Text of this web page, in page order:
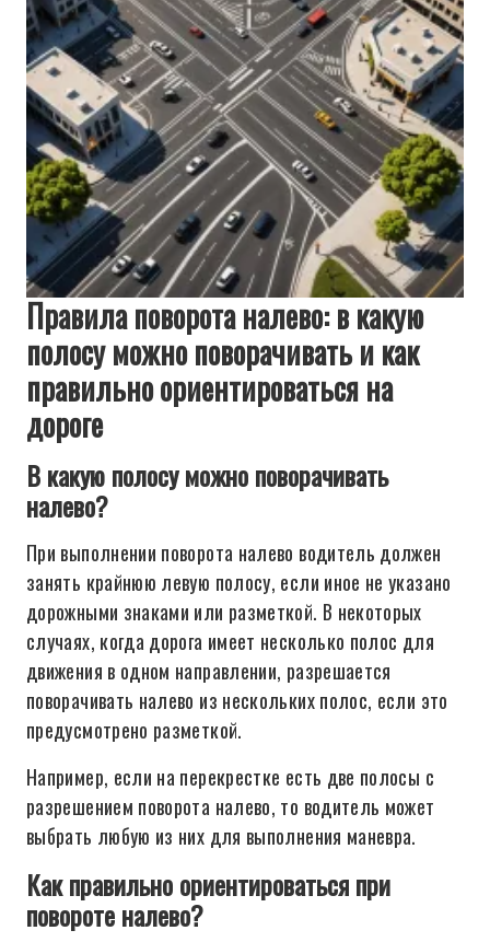
Правила поворота налево: в какую
полосу можно поворачивать и как
правильно ориентироваться на
дороге
В какую полосу можно поворачивать
налево?
При выполнении поворота налево водитель должен
занять крайнюю левую полосу, если иное не указано
дорожными знаками или разметкой. В некоторых
случаях, когда дорога имеет несколько полос для
движения в одном направлении, разрешается
поворачивать налево из нескольких полос, если это
предусмотрено разметкой.
Например, если на перекрестке есть две полосы с
разрешением поворота налево, то водитель может
выбрать любую из них для выполнения маневра.
Как правильно ориентироваться при
повороте налево?